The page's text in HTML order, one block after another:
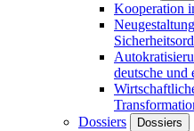
Kooperation
deutsche und
Dossiers
Dossiers